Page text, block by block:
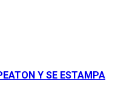
Y SE ESTAMPA